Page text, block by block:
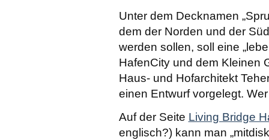
Unter dem Decknamen
dem der Norden und der
werden sollen, soll eine
HafenCity und dem Kleinen
Haus- und Hofarchitekt
einen Entwurf vorgelegt.
Auf der Seite Living Bridge
englisch?) kann man